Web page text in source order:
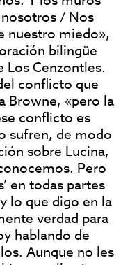
/ Nos
nuestro miedo»,
bilingüe
Los Cenzontles.
conflicto que
Browne, «pero la
conflicto es
sufren, de modo
sobre Lucina,
Pero
en todas partes
lo que digo en la
verdad para
hablando de
Aunque no les